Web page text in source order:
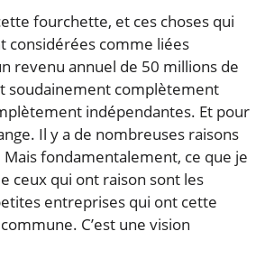
fourchette, et ces choses qui
considérées comme liées
revenu annuel de 50 millions de
soudainement complètement
indépendantes. Et pour
Il y a de nombreuses raisons
Mais fondamentalement, ce que je
ceux qui ont raison sont les
entreprises qui ont cette
C’est une vision